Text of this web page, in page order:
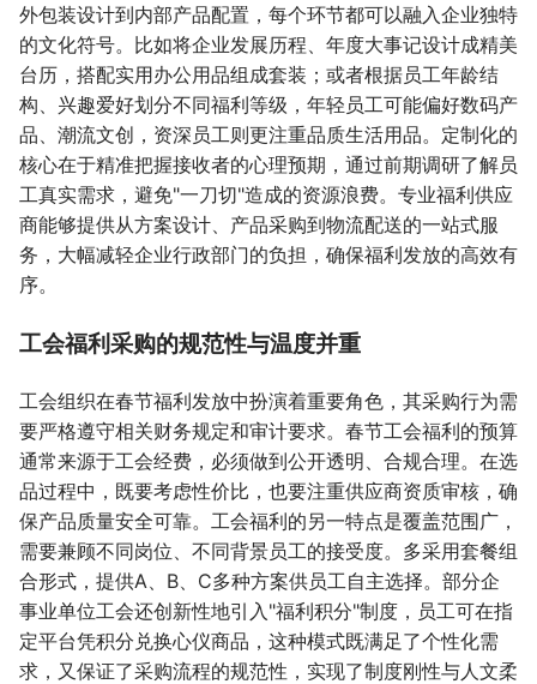
外包装设计到内部产品配置，每个环节都可以融入企业独特
的文化符号。比如将企业发展历程、年度大事记设计成精美
台历，搭配实用办公用品组成套装；或者根据员工年龄结
构、兴趣爱好划分不同福利等级，年轻员工可能偏好数码产
品、潮流文创，资深员工则更注重品质生活用品。定制化的
核心在于精准把握接收者的心理预期，通过前期调研了解员
工真实需求，避免"一刀切"造成的资源浪费。专业福利供应
商能够提供从方案设计、产品采购到物流配送的一站式服
务，大幅减轻企业行政部门的负担，确保福利发放的高效有
序。
工会福利采购的规范性与温度并重
工会组织在春节福利发放中扮演着重要角色，其采购行为需
要严格遵守相关财务规定和审计要求。春节工会福利的预算
通常来源于工会经费，必须做到公开透明、合规合理。在选
品过程中，既要考虑性价比，也要注重供应商资质审核，确
保产品质量安全可靠。工会福利的另一特点是覆盖范围广，
需要兼顾不同岗位、不同背景员工的接受度。多采用套餐组
合形式，提供A、B、C多种方案供员工自主选择。部分企
事业单位工会还创新性地引入"福利积分"制度，员工可在指
定平台凭积分兑换心仪商品，这种模式既满足了个性化需
求，又保证了采购流程的规范性，实现了制度刚性与人文柔